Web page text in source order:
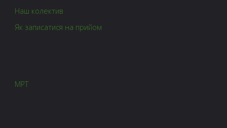
Наш колектив
Як записатися на прийом
МРТ